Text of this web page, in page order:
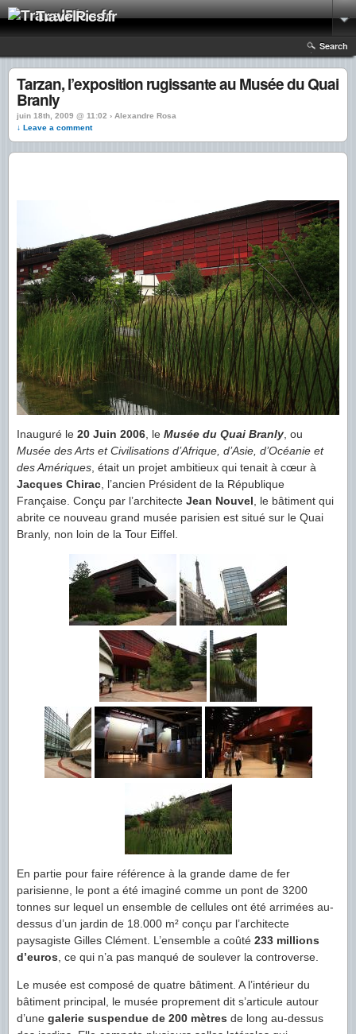
TravelPics.fr
Search
Tarzan, l’exposition rugissante au Musée du Quai
Branly
juin 18th, 2009 @ 11:02 › Alexandre Rosa
↓ Leave a comment
Inauguré le 20 Juin 2006 , le Musée du Quai Branly , ou
Musée des Arts et Civilisations d’Afrique, d’Asie, d’Océanie et
des Amériques , était un projet ambitieux qui tenait à cœur à
Jacques Chirac , l’ancien Président de la République
Française. Conçu par l’architecte Jean Nouvel , le bâtiment qui
abrite ce nouveau grand musée parisien est situé sur le Quai
Branly, non loin de la Tour Eiffel.
En partie pour faire référence à la grande dame de fer
parisienne, le pont a été imaginé comme un pont de 3200
tonnes sur lequel un ensemble de cellules ont été arrimées au-
dessus d’un jardin de 18.000 m² conçu par l’architecte
paysagiste Gilles Clément. L’ensemble a coûté 233 millions
d’euros , ce qui n’a pas manqué de soulever la controverse.
Le musée est composé de quatre bâtiment. A l’intérieur du
bâtiment principal, le musée proprement dit s’articule autour
d’une galerie suspendue de 200 mètres de long au-dessus